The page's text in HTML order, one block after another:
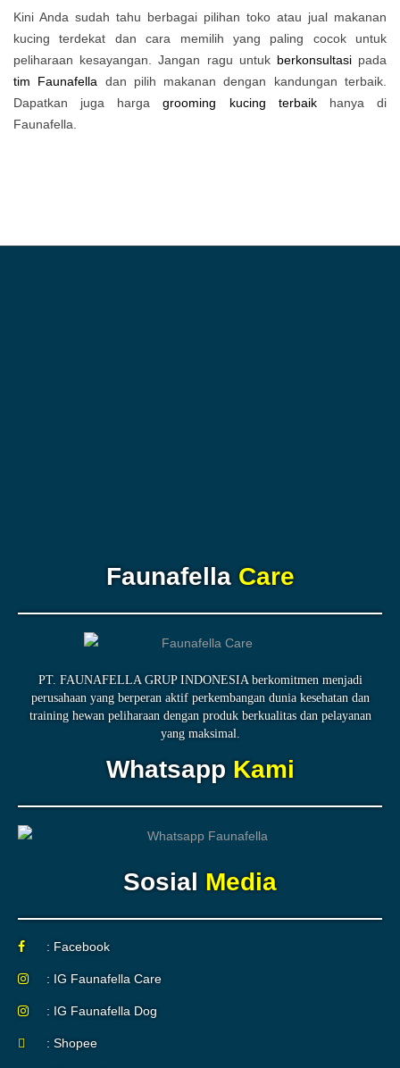
Kini Anda sudah tahu berbagai pilihan toko atau jual makanan
kucing terdekat dan cara memilih yang paling cocok untuk
peliharaan kesayangan. Jangan ragu untuk berkonsultasi pada
tim Faunafella dan pilih makanan dengan kandungan terbaik.
Dapatkan juga hargagrooming kucing terbaikhanya di
Faunafella.
FaunafellaCare
PT. FAUNAFELLA GRUP INDONESIA berkomitmen menjadi
perusahaan yang berperan aktif perkembangan dunia kesehatan dan
training hewan peliharaan dengan produk berkualitas dan pelayanan
yang maksimal.
WhatsappKami
Sosial Media
: Facebook
: IG Faunafella Care
: IG Faunafella Dog
: Shopee